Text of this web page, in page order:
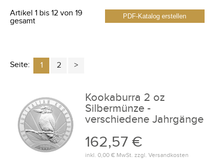
PDF-Katalog erstellen
Artikel 1 bis 12 von 19
gesamt
Seite: 1 2
Kookaburra 2 oz
Silbermünze -
verschiedene Jahrgänge
162,57 €
inkl. 0,00 €MwSt. zzgl. Versandkosten